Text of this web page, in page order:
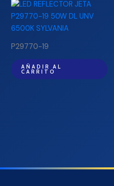
P29770-19
AÑADIR AL
CARRITO